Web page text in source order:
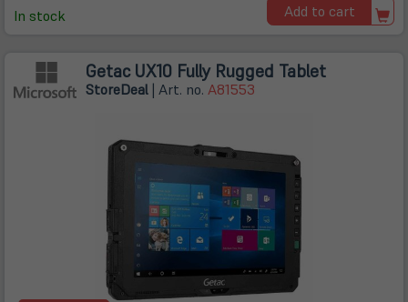
In stock Add to cart
Getac UX10 Fully Rugged Tablet
StoreDeal| Art. no. A81553